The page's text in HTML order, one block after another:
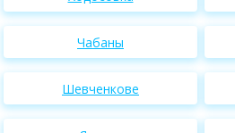
Чабаны
Шевченкове